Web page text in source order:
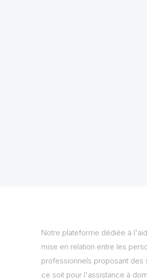
Notre plateforme dédiée à
mise en relation entre les
professionnels proposant des
ce soit pour l'assistance à